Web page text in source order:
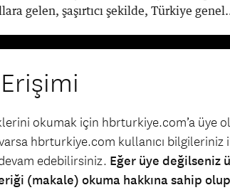
gelen, şaşırtıcı şekilde, Türkiye
okumak için hbrturkiye.com’a üye
hbrturkiye.com kullanıcı
edebilirsiniz. Eğer üye değilseniz
(makale) okuma hakkına sahip